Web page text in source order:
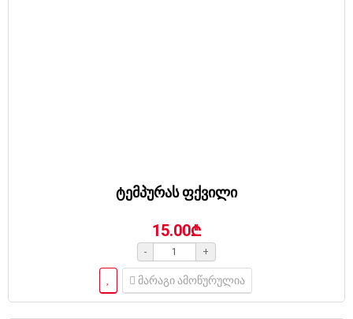
ტემპურას ფქვილი
15.00₾
- +
მარაგი ამოწურულია